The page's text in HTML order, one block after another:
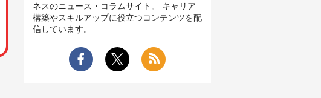
ネスのニュース・コラムサイト。 キャリア
構築やスキルアップに役立つコンテンツを配
信しています。